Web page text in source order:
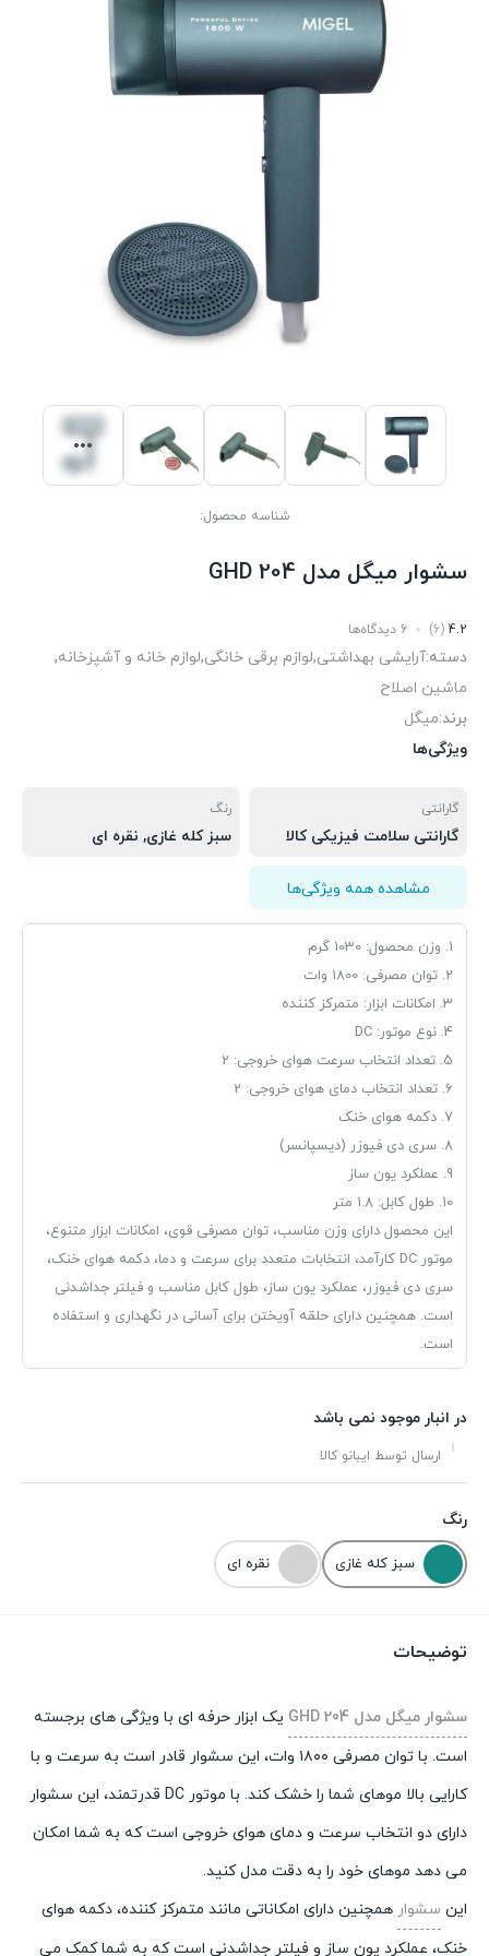
شناسه محصول:
سشوار میگل مدل GHD 204
4.2
(6) 6 دیدگاه‌ها
دسته:آرایشی بهداشتی,لوازم برقی خانگی,لوازم خانه و آشپزخانه,
ماشین اصلاح
برند:میگل
ویژگی‌ها
گارانتی
گارانتی سلامت فیزیکی کالا
رنگ
سبز کله غازی, نقره ای
مشاهده همه ویژگی‌ها
1. وزن محصول: 1030 گرم
2. توان مصرفی: 1800 وات
3. امکانات ابزار: متمرکز کننده
4. نوع موتور: DC
5. تعداد انتخاب سرعت هوای خروجی: 2
6. تعداد انتخاب دمای هوای خروجی: 2
7. دکمه هوای خنک
8. سری دی فیوزر (دیسپانسر)
9. عملکرد یون ساز
10. طول کابل: 1.8 متر
این محصول دارای وزن مناسب، توان مصرفی قوی، امکانات ابزار متنوع،
موتور DC کارآمد، انتخابات متعدد برای سرعت و دما، دکمه هوای خنک،
سری دی فیوزر، عملکرد یون ساز، طول کابل مناسب و فیلتر جداشدنی
است. همچنین دارای حلقه آویختن برای آسانی در نگهداری و استفاده
است.
در انبار موجود نمی باشد
ارسال توسط ایبانو کالا
رنگ
سبز کله غازی نقره ای
توضیحات
سشوار میگل مدل GHD 204
یک ابزار حرفه ای با ویژگی های برجسته
است. با توان مصرفی ۱۸۰۰ وات، این سشوار قادر است به سرعت و با
کارایی بالا موهای شما را خشک کند. با موتور DC قدرتمند، این سشوار
دارای دو انتخاب سرعت و دمای هوای خروجی است که به شما امکان
می دهد موهای خود را به دقت مدل کنید.
این سشوار همچنین دارای امکاناتی مانند متمرکز کننده، دکمه هوای
خنک، عملکرد یون ساز و فیلتر جداشدنی است که به شما کمک می